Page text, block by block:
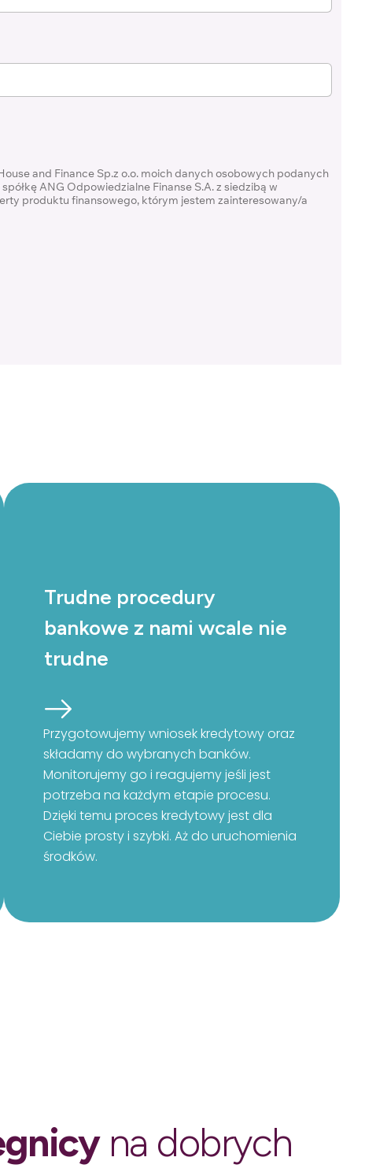
and Finance Sp.z o.o. moich danych osobowych podanych
ANG Odpowiedzialne Finanse S.A. z siedzibą w
produktu finansowego, którym jestem zainteresowany/a
Trudne procedury
bankowe z nami wcale nie
trudne
Przygotowujemy wniosek kredytowy oraz
składamy do wybranych banków.
Monitorujemy go i reagujemy jeśli jest
potrzeba na każdym etapie procesu.
Dzięki temu proces kredytowy jest dla
Ciebie prosty i szybki. Aż do uruchomienia
środków.
na dobrych